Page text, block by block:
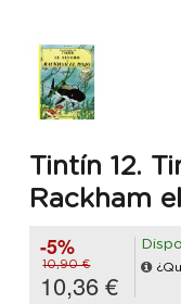
Tintín 12.
Rackham
-5%
10,90 €
10,36 €